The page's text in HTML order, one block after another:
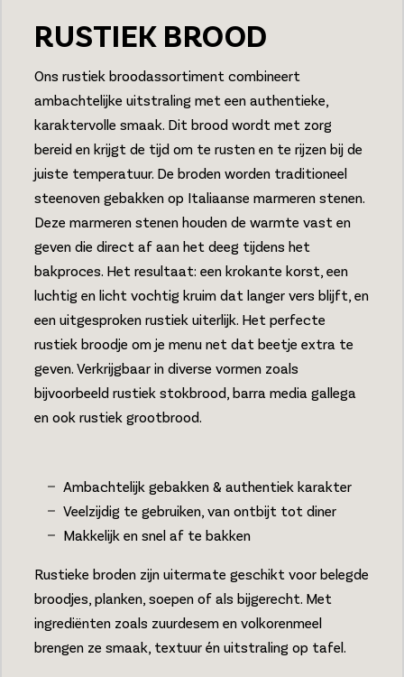
RUSTIEK BROOD
Ons rustiek broodassortiment combineert
ambachtelijke uitstraling met een authentieke,
karaktervolle smaak. Dit brood wordt met zorg
bereid en krijgt de tijd om te rusten en te rijzen bij de
juiste temperatuur. De broden worden traditioneel
steenoven gebakken op Italiaanse marmeren stenen.
Deze marmeren stenen houden de warmte vast en
geven die direct af aan het deeg tijdens het
bakproces. Het resultaat: een krokante korst, een
luchtig en licht vochtig kruim dat langer vers blijft, en
een uitgesproken rustiek uiterlijk. Het perfecte
rustiek broodje om je menu net dat beetje extra te
geven. Verkrijgbaar in diverse vormen zoals
bijvoorbeeld rustiek stokbrood, barra media gallega
en ook rustiek grootbrood.
Ambachtelijk gebakken & authentiek karakter
Veelzijdig te gebruiken, van ontbijt tot diner
Makkelijk en snel af te bakken
Rustieke broden zijn uitermate geschikt voor belegde
broodjes, planken, soepen of als bijgerecht. Met
ingrediënten zoals zuurdesem en volkorenmeel
brengen ze smaak, textuur én uitstraling op tafel.